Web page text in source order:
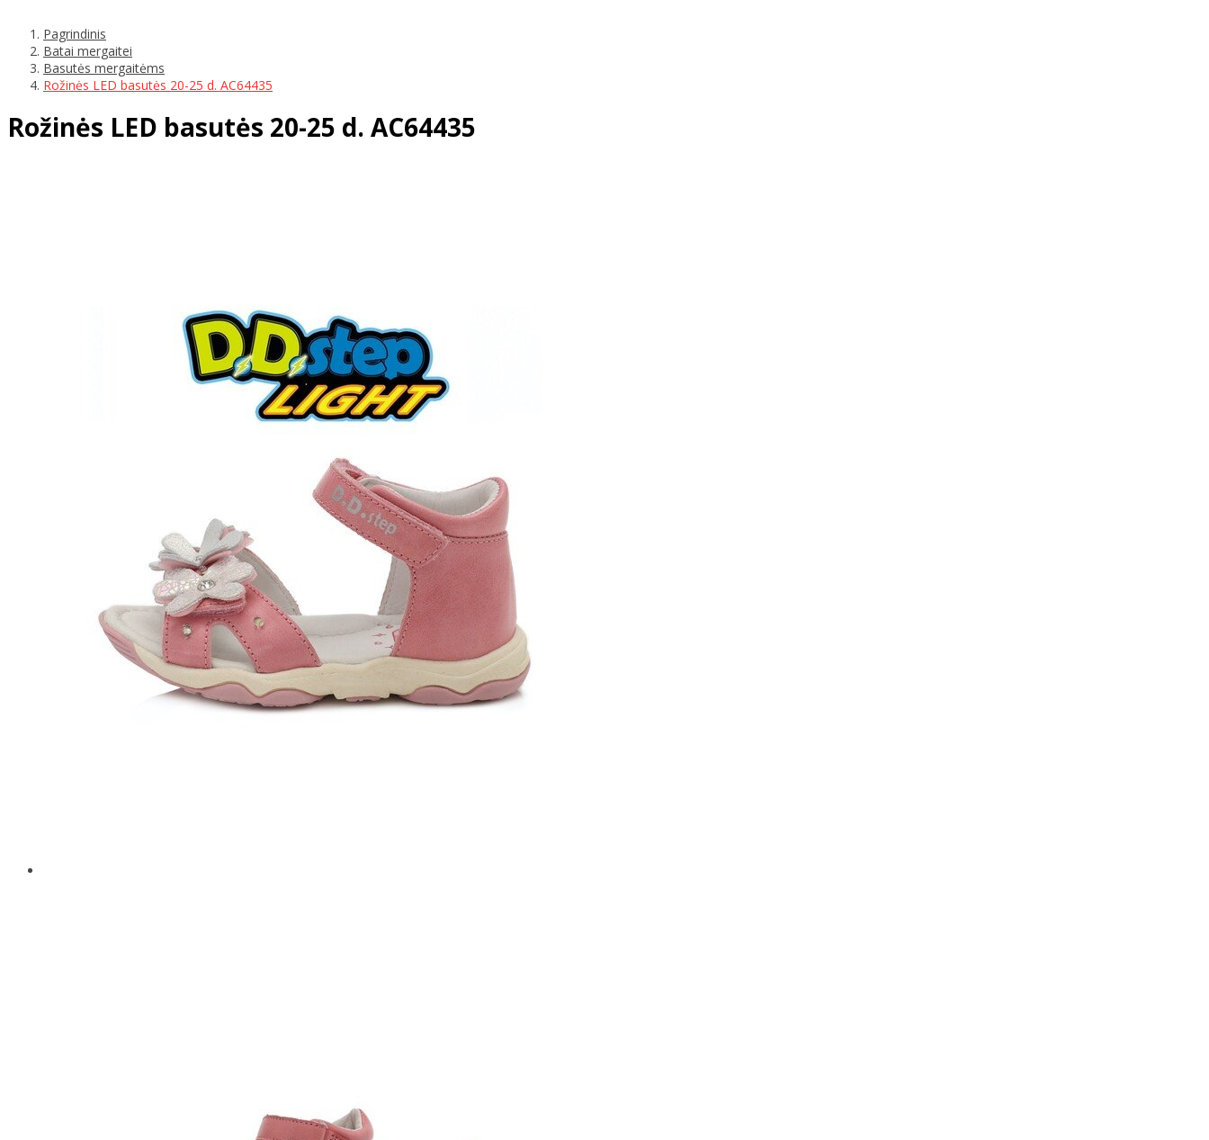
Pagrindinis
Batai mergaitei
Basutės mergaitėms
Rožinės LED basutės 20-25 d. AC64435
Rožinės LED basutės 20-25 d. AC64435